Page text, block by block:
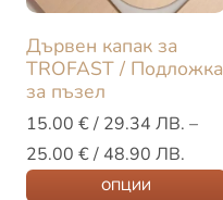
Дървен капак за
TROFAST / Подложка
за пъзел
15.00 €/ 29.34 ЛВ. –
25.00 €/ 48.90 ЛВ.
ОПЦИИ